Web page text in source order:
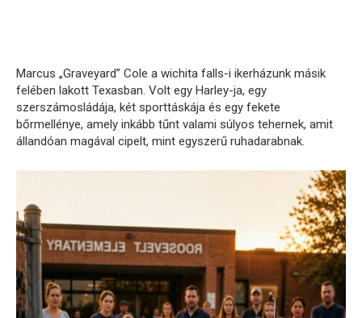
Marcus „Graveyard” Cole a wichita falls-i ikerházunk másik
felében lakott Texasban. Volt egy Harley-ja, egy
szerszámosládája, két sporttáskája és egy fekete
bőrmellénye, amely inkább tűnt valami súlyos tehernek, amit
állandóan magával cipelt, mint egyszerű ruhadarabnak.